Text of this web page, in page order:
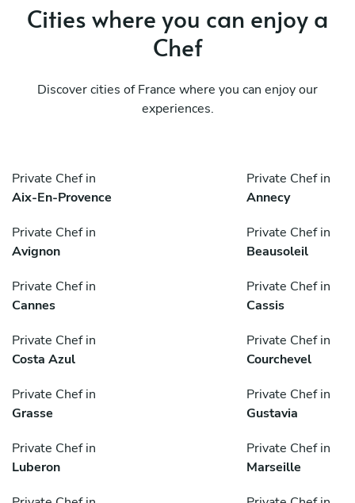
Cities where you can enjoy a
Chef
Discover cities of France where you can enjoy our
experiences.
Private Chef in
Aix-En-Provence
Private Chef in
Annecy
Private Chef in
Avignon
Private Chef in
Beausoleil
Private Chef in
Cannes
Private Chef in
Cassis
Private Chef in
Costa Azul
Private Chef in
Courchevel
Private Chef in
Grasse
Private Chef in
Gustavia
Private Chef in
Luberon
Private Chef in
Marseille